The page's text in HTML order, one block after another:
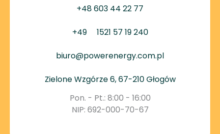
+48 603 44 22 77
+49 1521 57 19 240
biuro@powerenergy.com.pl
Zielone Wzgórze 6, 67-210 Głogów
Pon. - Pt.: 8:00 - 16:00
NIP: 692-000-70-67